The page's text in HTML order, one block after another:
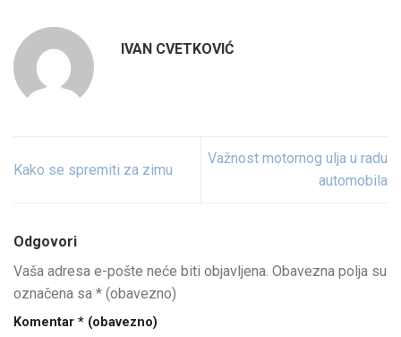
IVAN CVETKOVIĆ
Kako se spremiti za zimu
Važnost motornog ulja u radu
automobila
Odgovori
Vaša adresa e-pošte neće biti objavljena. Obavezna polja su
označena sa * (obavezno)
Komentar * (obavezno)